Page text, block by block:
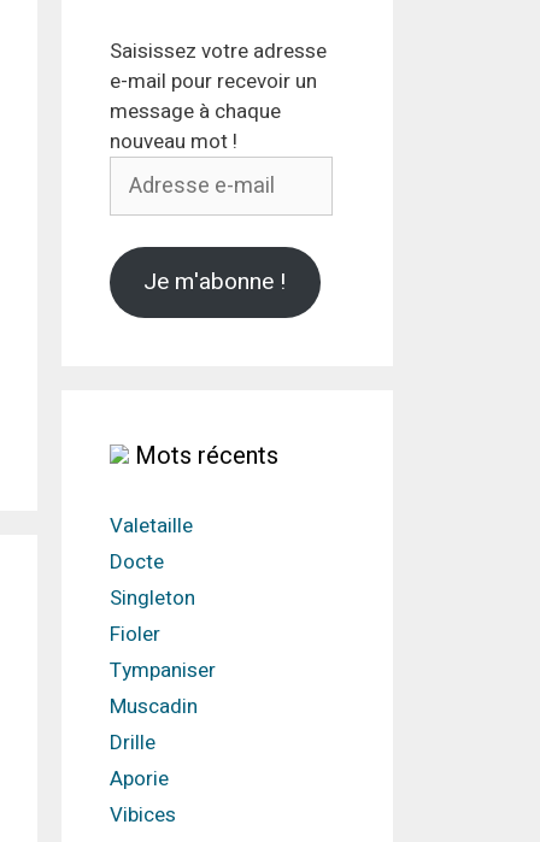
Saisissez votre adresse
e-mail pour recevoir un
message à chaque
nouveau mot !
Adresse
Je m'abonne !
Mots récents
Valetaille
Docte
Singleton
Fioler
Tympaniser
Muscadin
Drille
Aporie
Vibices